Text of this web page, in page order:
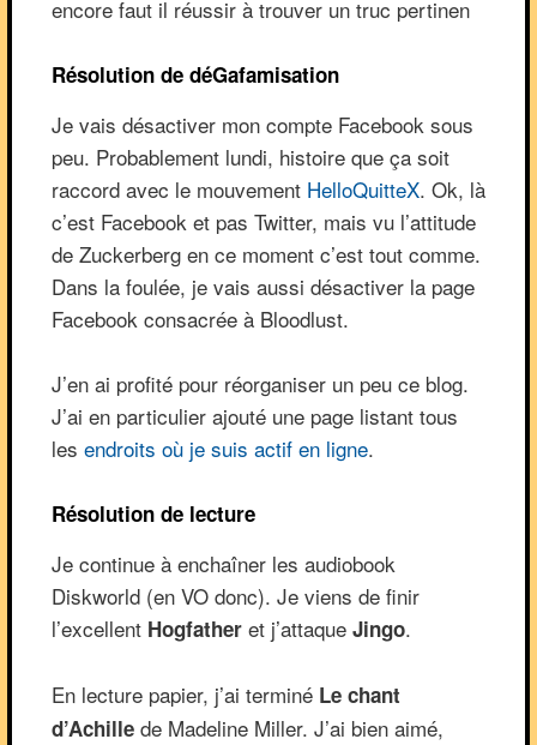
encore faut il réussir à trouver un truc pertinen
Résolution de déGafamisation
Je vais désactiver mon compte Facebook sous
peu. Probablement lundi, histoire que ça soit
raccord avec le mouvement HelloQuitteX. Ok, là
c’est Facebook et pas Twitter, mais vu l’attitude
de Zuckerberg en ce moment c’est tout comme.
Dans la foulée, je vais aussi désactiver la page
Facebook consacrée à Bloodlust.
J’en ai profité pour réorganiser un peu ce blog.
J’ai en particulier ajouté une page listant tous
les endroits où je suis actif en ligne.
Résolution de lecture
Je continue à enchaîner les audiobook
Diskworld (en VO donc). Je viens de finir
l’excellent Hogfather et j’attaque Jingo.
En lecture papier, j’ai terminé Le chant
d’Achillede Madeline Miller. J’ai bien aimé,